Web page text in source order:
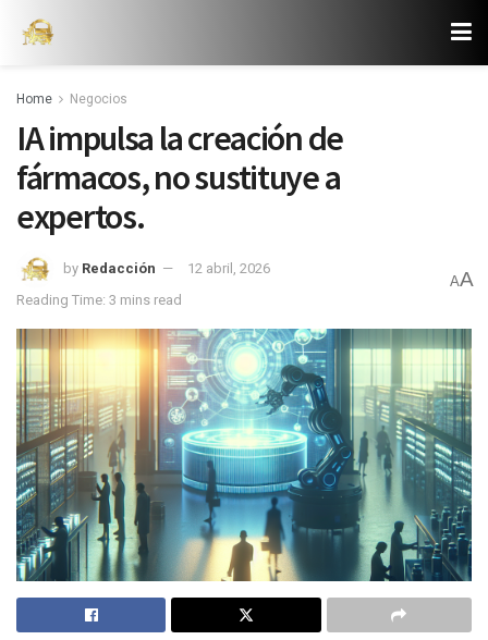
Home Negocios
IA impulsa la creación de
fármacos, no sustituye a
expertos.
by Redacción
12 abril, 2026
Reading Time: 3 mins read
AA